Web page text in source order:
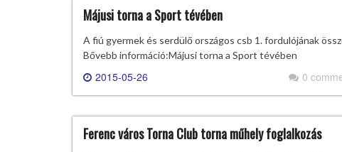
Májusi torna a Sport tévében
A fiú gyermek és serdülő országos csb 1. fordulójának
Bővebb információ:Májusi torna a Sport tévében
2015-05-26 0
Ferenc város Torna Club torna műhely foglalkozás